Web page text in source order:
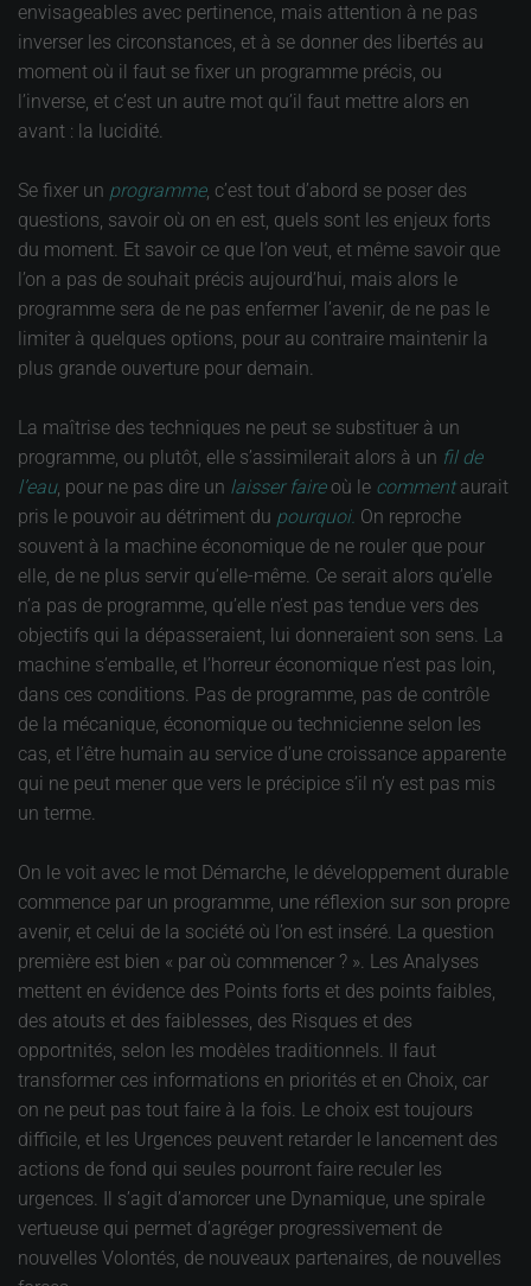
envisageables avec pertinence, mais attention à ne pas
inverser les circonstances, et à se donner des libertés au
moment où il faut se fixer un programme précis, ou
l’inverse, et c’est un autre mot qu’il faut mettre alors en
avant : la lucidité.
Se fixer un programme, c’est tout d’abord se poser des
questions, savoir où on en est, quels sont les enjeux forts
du moment. Et savoir ce que l’on veut, et même savoir que
l’on a pas de souhait précis aujourd’hui, mais alors le
programme sera de ne pas enfermer l’avenir, de ne pas le
limiter à quelques options, pour au contraire maintenir la
plus grande ouverture pour demain.
La maîtrise des techniques ne peut se substituer à un
programme, ou plutôt, elle s’assimilerait alors à un fil de
l’eau, pour ne pas dire un laisser faireoù le commentaurait
pris le pouvoir au détriment du pourquoi. On reproche
souvent à la machine économique de ne rouler que pour
elle, de ne plus servir qu’elle-même. Ce serait alors qu’elle
n’a pas de programme, qu’elle n’est pas tendue vers des
objectifs qui la dépasseraient, lui donneraient son sens. La
machine s’emballe, et l’horreur économique n’est pas loin,
dans ces conditions. Pas de programme, pas de contrôle
de la mécanique, économique ou technicienne selon les
cas, et l’être humain au service d’une croissance apparente
qui ne peut mener que vers le précipice s’il n’y est pas mis
un terme.
On le voit avec le mot Démarche, le développement durable
commence par un programme, une réflexion sur son propre
avenir, et celui de la société où l’on est inséré. La question
première est bien « par où commencer ? ». Les Analyses
mettent en évidence des Points forts et des points faibles,
des atouts et des faiblesses, des Risques et des
opportnités, selon les modèles traditionnels. Il faut
transformer ces informations en priorités et en Choix, car
on ne peut pas tout faire à la fois. Le choix est toujours
difficile, et les Urgences peuvent retarder le lancement des
actions de fond qui seules pourront faire reculer les
urgences. Il s’agit d’amorcer une Dynamique, une spirale
vertueuse qui permet d’agréger progressivement de
nouvelles Volontés, de nouveaux partenaires, de nouvelles